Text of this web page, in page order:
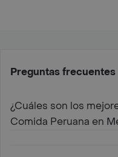
Preguntas frecuentes
¿Cuáles son los
Comida Peruana en